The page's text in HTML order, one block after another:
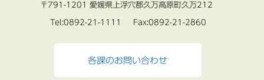
〒791-1201 愛媛県上浮穴郡久万高原町久万212
Tel:0892-21-1111 Fax:0892-21-2860
各課のお問い合わせ